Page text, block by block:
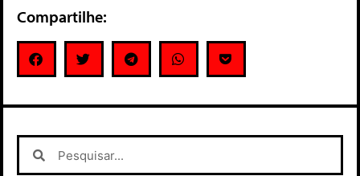
Compartilhe: